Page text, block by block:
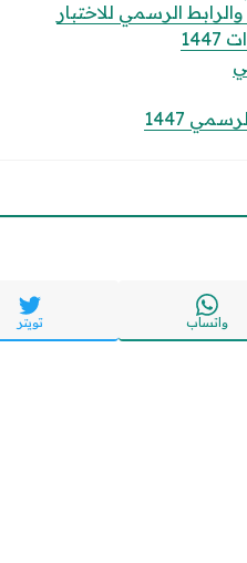
1447
واتساب تويتر